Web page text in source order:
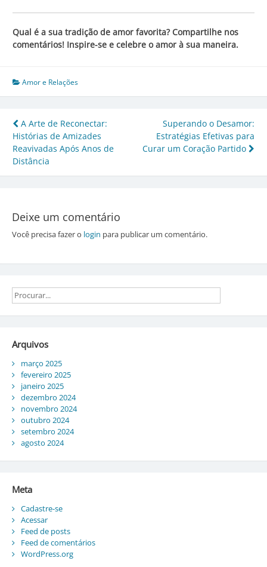
Qual é a sua tradição de amor favorita? Compartilhe nos
comentários! Inspire-se e celebre o amor à sua maneira.
Amor e Relações
Navegação
de
Post
A Arte de Reconectar:
Histórias de Amizades
Reavivadas Após Anos de
Distância
Superando o Desamor:
Estratégias Efetivas para
Curar um Coração Partido
Deixe um comentário
Você precisa fazer o login para publicar um comentário.
Arquivos
março 2025
fevereiro 2025
janeiro 2025
dezembro 2024
novembro 2024
outubro 2024
setembro 2024
agosto 2024
Meta
Cadastre-se
Acessar
Feed de posts
Feed de comentários
WordPress.org